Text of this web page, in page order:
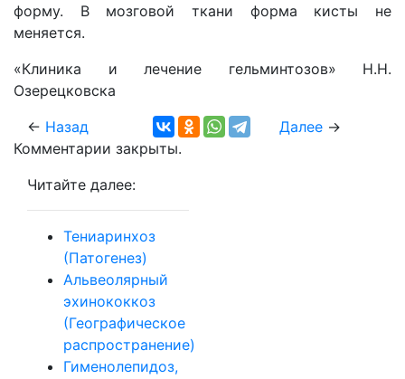
форму. В мозговой ткани форма кисты не
меняется.
«Клиника и лечение гельминтозов» Н.Н.
Озерецковска
← Назад Далее→
Комментарии закрыты.
Читайте далее:
Тениаринхоз
(Патогенез)
Альвеолярный
эхинококкоз
(Географическое
распространение)
Гименолепидоз,